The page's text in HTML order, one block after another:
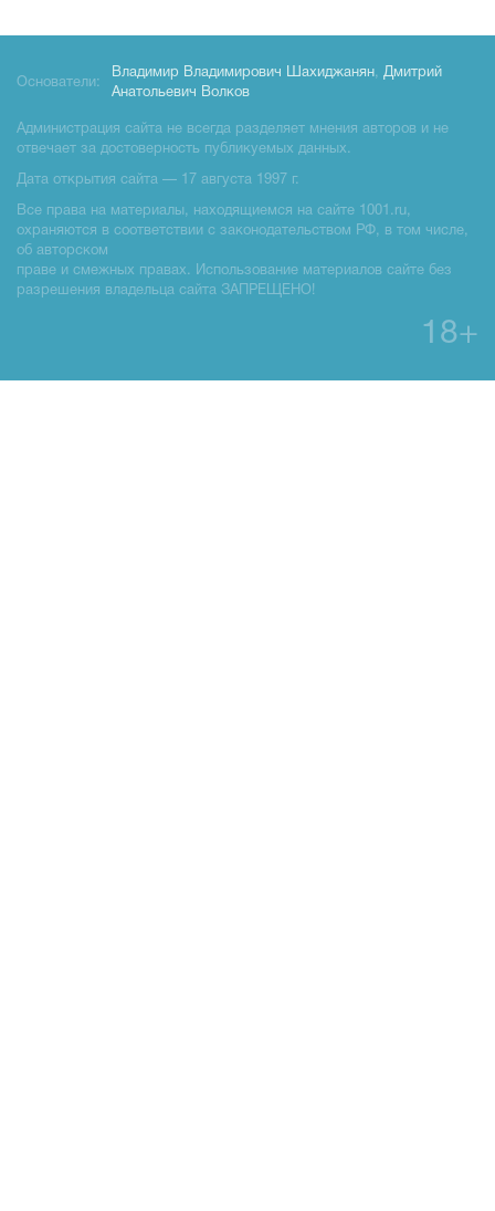
Основатели:
Владимир Владимирович Шахиджанян, Дмитрий
Анатольевич Волков
Администрация сайта не всегда разделяет мнения авторов и не
отвечает за достоверность публикуемых данных.
Дата открытия сайта — 17 августа 1997 г.
Все права на материалы, находящиемся на сайте 1001.ru,
охраняются в соответствии с законодательством РФ, в том числе,
об авторском
праве и смежных правах. Использование материалов сайте без
разрешения владельца сайта ЗАПРЕЩЕНО!
18+